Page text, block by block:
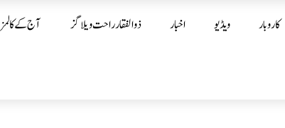
آج کے کالمز ذوالفقار راحت ویلاگز اخبار ویڈیو کاروبار